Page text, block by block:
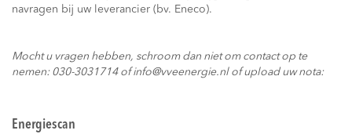
navragen bij uw leverancier (bv. Eneco).
Mocht u vragen hebben, schroom dan niet om contact op te
nemen: 030-3031714 of info@vveenergie.nl of upload uw nota:
Energiescan